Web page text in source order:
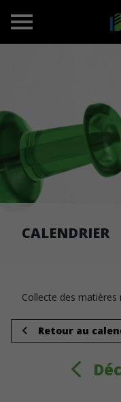
CALENDRIER
Collecte des matières
Retour au